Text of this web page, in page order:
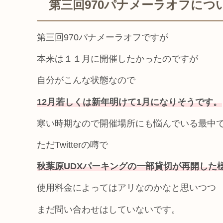
第三回970パナメーラオフにつ
第三回970パナメーラオフですが
本来は１１月に開催したかったのですが
自分がこんな状態なので
12月若しくは新年明けて1月になりそうです。
寒い時期なので開催場所にも悩んでいる最中で
ただTwitterの噂で
秋葉原UDXパーキングの一部貸切が再開した
使用料金によってはアリなのかなと思いつつ
まだ問い合わせはしていないです。